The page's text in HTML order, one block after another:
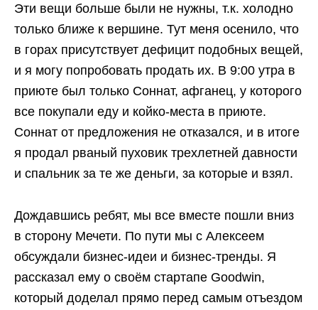
Эти вещи больше были не нужны, т.к. холодно
только ближе к вершине. Тут меня осенило, что
в горах присутствует дефицит подобных вещей,
и я могу попробовать продать их. В 9:00 утра в
приюте был только Соннат, афганец, у которого
все покупали еду и койко-места в приюте.
Соннат от предложения не отказался, и в итоге
я продал рваный пуховик трехлетней давности
и спальник за те же деньги, за которые и взял.
Дождавшись ребят, мы все вместе пошли вниз
в сторону Мечети. По пути мы с Алексеем
обсуждали бизнес-идеи и бизнес-тренды. Я
рассказал ему о своём стартапе Goodwin,
который доделал прямо перед самым отъездом